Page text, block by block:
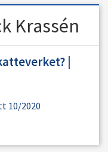
Krassén
10/2020